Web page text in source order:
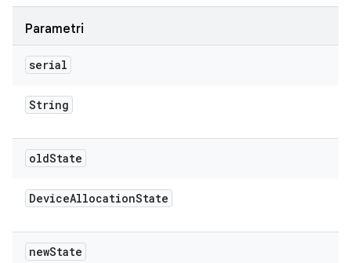
Parametri
serial
String
oldState
DeviceAllocationState
newState